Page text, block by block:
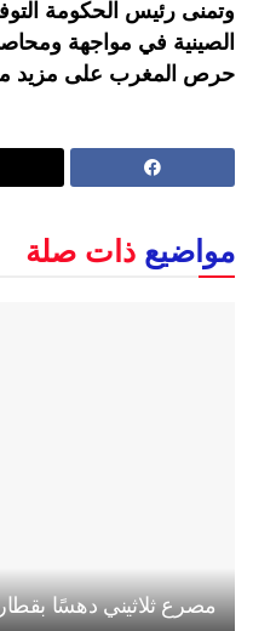
وتمنى رئيس الحكومة
الصينية في مواجهة
حرص المغرب على مزيد من
مواضيع ذات صلة
مصرع ثلاثيني دهسًا